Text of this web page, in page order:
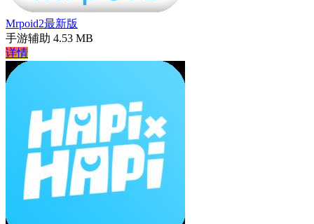
Mrpoid2最新版
手游辅助 4.53 MB
详情